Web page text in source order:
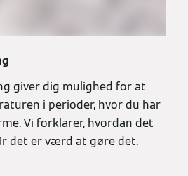
giver dig mulighed for at
i perioder, hvor du har
Vi forklarer, hvordan det
det er værd at gøre det.